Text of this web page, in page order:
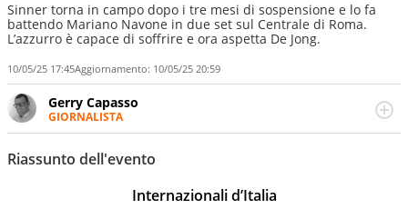
Sinner torna in campo dopo i tre mesi di sospensione e lo fa
battendo Mariano Navone in due set sul Centrale di Roma.
L’azzurro è capace di soffrire e ora aspetta De Jong.
10/05/25 17:45Aggiornamento: 10/05/25 20:59
Gerry Capasso
GIORNALISTA
Per lui gli sport americani non hanno segreti: basket,
football, baseball e la capacità innata di trovare la notizia
dove altri non vedono granché
Riassunto dell'evento
Internazionali d’Italia